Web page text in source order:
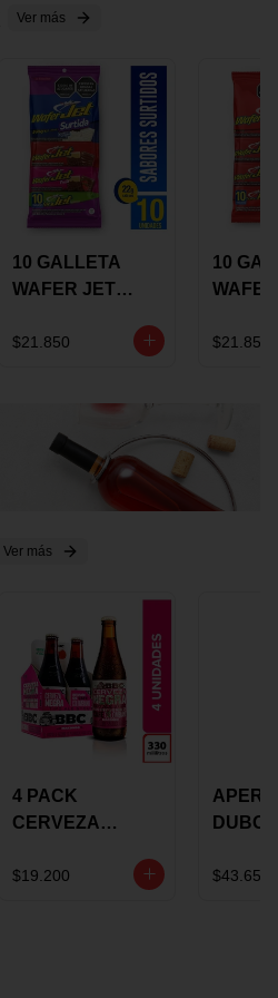
Ver más
10 GALLETA
WAFER JET
GRS
$21.850
10
GRS
$21.850
Ver más
4 PACK
CERVEZA
ROSE BBC
$19.200
VINO
$43.650